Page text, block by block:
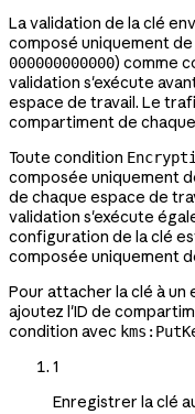
La validation de la clé
composé uniquement
000000000000) comme
validation s'exécute
espace de travail. Le
compartiment de
Toute condition
composée uniquement
de chaque espace de
validation s'exécute
configuration de la clé
composée uniquement
Pour attacher la clé à un
ajoutez l'ID de
condition avec
1
Enregistrer la clé